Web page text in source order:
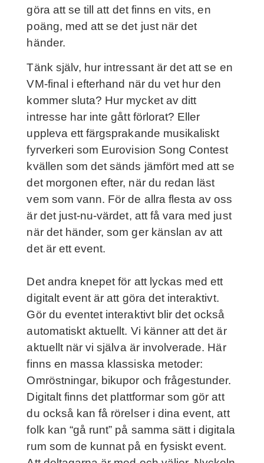
göra att se till att det finns en vits, en
poäng, med att se det just när det
händer.
Tänk själv, hur intressant är det att se en
VM-final i efterhand när du vet hur den
kommer sluta? Hur mycket av ditt
intresse har inte gått förlorat? Eller
uppleva ett färgsprakande musikaliskt
fyrverkeri som Eurovision Song Contest
kvällen som det sänds jämfört med att se
det morgonen efter, när du redan läst
vem som vann. För de allra flesta av oss
är det just-nu-värdet, att få vara med just
när det händer, som ger känslan av att
det är ett event.
Det andra knepet för att lyckas med ett
digitalt event är att göra det interaktivt.
Gör du eventet interaktivt blir det också
automatiskt aktuellt. Vi känner att det är
aktuellt när vi själva är involverade. Här
finns en massa klassiska metoder:
Omröstningar, bikupor och frågestunder.
Digitalt finns det plattformar som gör att
du också kan få rörelser i dina event, att
folk kan “gå runt” på samma sätt i digitala
rum som de kunnat på en fysiskt event.